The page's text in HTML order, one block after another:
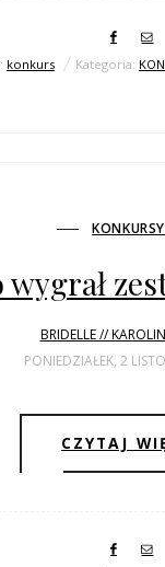
konkurs Kategoria:
wygrał
BRIDELLE //
PONIEDZIAŁEK, 2
CZYTAJ